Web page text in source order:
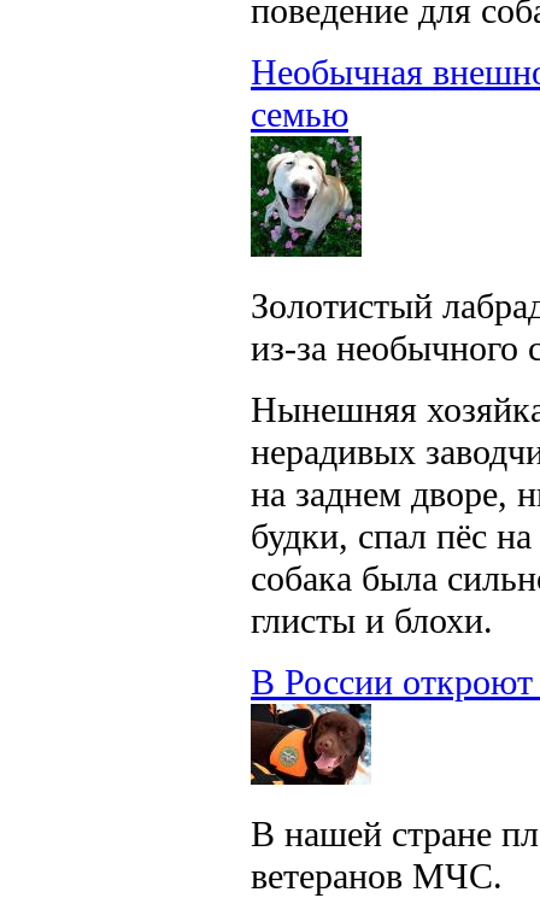
поведение для
Необычная
семью
Золотистый
из-за необычного
Нынешняя
нерадивых
на заднем дворе,
будки, спал пёс
собака была
глисты и блохи.
В России
В нашей стране
ветеранов МЧС.